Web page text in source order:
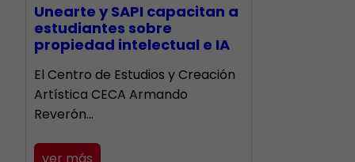
Unearte y SAPI capacitan a
estudiantes sobre
propiedad intelectual e IA
El Centro de Estudios y Creación
Artística CECA Armando
Reverón…
ver más